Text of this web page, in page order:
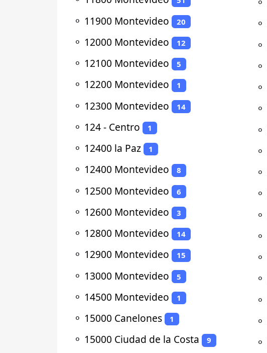
⚬ 11900 Montevideo 20
⚬ 12000 Montevideo 12
⚬ 12100 Montevideo 5
⚬ 12200 Montevideo 1
⚬ 12300 Montevideo 14
⚬ 124 - Centro 1
⚬ 12400 la Paz 1
⚬ 12400 Montevideo 8
⚬ 12500 Montevideo 6
⚬ 12600 Montevideo 3
⚬ 12800 Montevideo 14
⚬ 12900 Montevideo 15
⚬ 13000 Montevideo 5
⚬ 14500 Montevideo 1
⚬ 15000 Canelones 1
⚬ 15000 Ciudad de la Costa 9
⚬
⚬
⚬
⚬
⚬
⚬
⚬
⚬
⚬
⚬
⚬
⚬
⚬
⚬
⚬
⚬